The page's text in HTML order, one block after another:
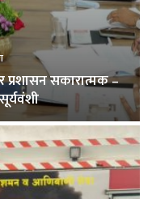
प्रशासन सकारात्मक –